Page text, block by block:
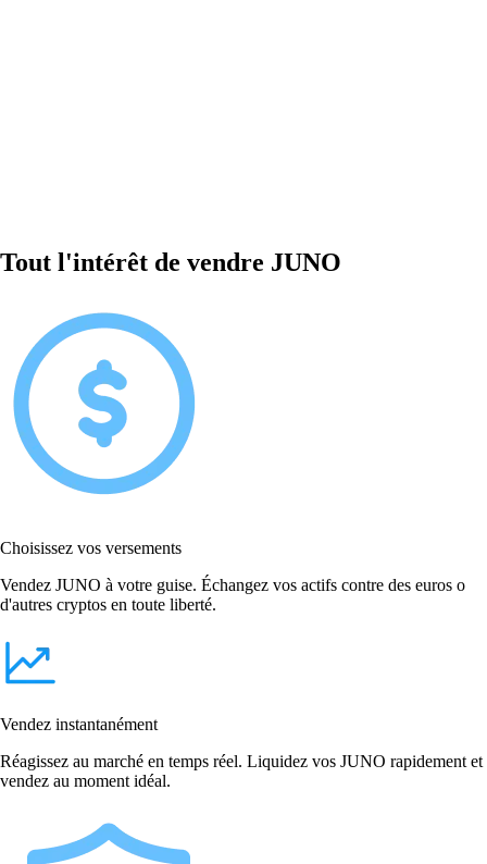
Tout l'intérêt de vendre JUNO
Choisissez vos versements
Vendez JUNO à votre guise. Échangez vos actifs contre des euros o
d'autres cryptos en toute liberté.
Vendez instantanément
Réagissez au marché en temps réel. Liquidez vos JUNO rapidement et
vendez au moment idéal.